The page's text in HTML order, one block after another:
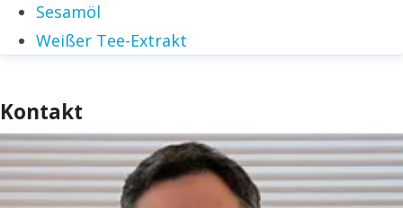
Sesamöl
Weißer Tee-Extrakt
Kontakt